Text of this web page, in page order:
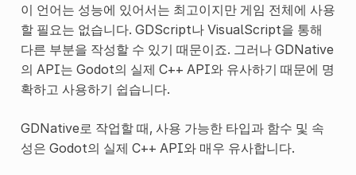
이 언어는 성능에 있어서는 최고이지만 게임 전체에 사용
할 필요는 없습니다. GDScript나 VisualScript을 통해
다른 부분을 작성할 수 있기 때문이죠. 그러나 GDNative
의 API는 Godot의 실제 C++ API와 유사하기 때문에 명
확하고 사용하기 쉽습니다.
GDNative로 작업할 때, 사용 가능한 타입과 함수 및 속
성은 Godot의 실제 C++ API와 매우 유사합니다.